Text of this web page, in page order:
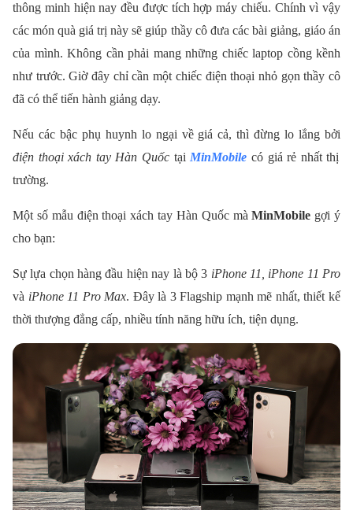
thông minh hiện nay đều được tích hợp máy chiếu. Chính vì vậy
các món quà giá trị này sẽ giúp thầy cô đưa các bài giảng, giáo án
của mình. Không cần phải mang những chiếc laptop cồng kềnh
như trước. Giờ đây chỉ cần một chiếc điện thoại nhỏ gọn thầy cô
đã có thể tiến hành giảng dạy.
Nếu các bậc phụ huynh lo ngại về giá cả, thì đừng lo lắng bởi
điện thoại xách tay Hàn Quốc tạiMinMobile có giá rẻ nhất thị
trường.
Một số mẫu điện thoại xách tay Hàn Quốc màMinMobile gợi ý
cho bạn:
Sự lựa chọn hàng đầu hiện nay là bộ 3 iPhone 11, iPhone 11 Pro
và iPhone 11 Pro Max. Đây là 3 Flagship mạnh mẽ nhất, thiết kế
thời thượng đẳng cấp, nhiều tính năng hữu ích, tiện dụng.